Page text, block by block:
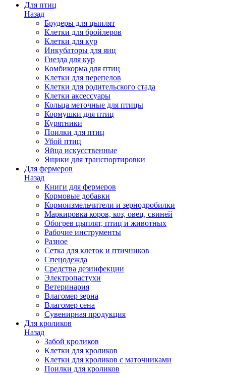
Для птиц
Назад
Брудеры для цыплят
Клетки для бройлеров
Клетки для кур
Инкубаторы для яиц
Гнезда для кур
Комбикорма для птиц
Клетки для перепелов
Клетки для родительского стада
Клетки аксессуары
Кольца меточные для птицы
Кормушки для птиц
Курятники
Поилки для птиц
Убой птиц
Яйца искусственные
Ящики для транспортировки
Для фермеров
Назад
Книги для фермеров
Кормовые добавки
Кормоизмельчители и зернодробилки
Маркировка коров, коз, овец, свиней
Обогрев цыплят, птиц и животных
Рабочие инструменты
Разное
Сетка для клеток и птичников
Спецодежда
Средства дезинфекции
Электропастухи
Ветеринария
Влагомер зерна
Влагомер сена
Сувенирная продукция
Для кроликов
Назад
Забой кроликов
Клетки для кроликов
Клетки для кроликов с маточниками
Поилки для кроликов